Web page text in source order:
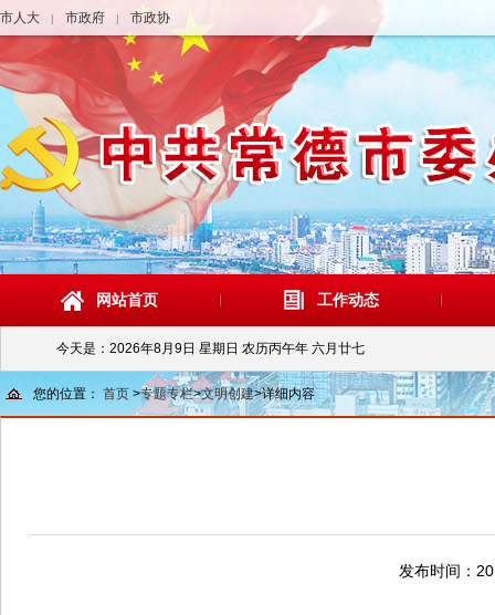
市人大 | 市政府 | 市政协
网站首页 工作动态
今天是： 2026年8月9日 星期日 农历丙午年 六月廿七
您的位置： 首页 >专题专栏>文明创建>详细内容
发布时间：